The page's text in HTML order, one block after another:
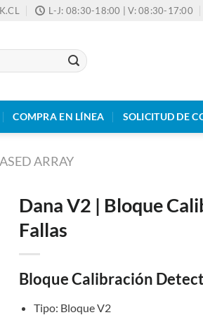
L-J: 08:30-18:00 | V: 08:30-17:00
COMPRA EN LÍNEA SOLICITUD DE
ARRAY
Dana V2 | Bloque
Fallas
Bloque Calibración
Tipo: Bloque V2